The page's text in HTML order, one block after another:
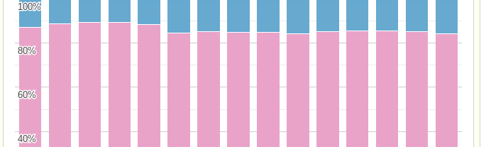
40%
40%
60%
60%
80%
80%
100%
100%